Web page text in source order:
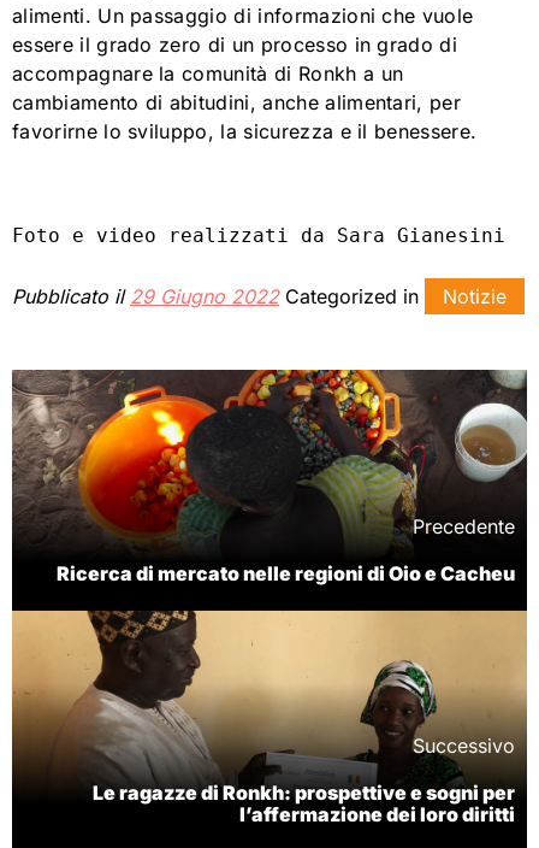
alimenti. Un passaggio di informazioni che vuole
essere il grado zero di un processo in grado di
accompagnare la comunità di Ronkh a un
cambiamento di abitudini, anche alimentari, per
favorirne lo sviluppo, la sicurezza e il benessere.
Foto e video realizzati da Sara Gianesini
Pubblicato il 29 Giugno 2022 Categorized in Notizie
Precedente
Ricerca di mercato nelle regioni di Oio e Cacheu
Successivo
Le ragazze di Ronkh: prospettive e sogni per
l’affermazione dei loro diritti